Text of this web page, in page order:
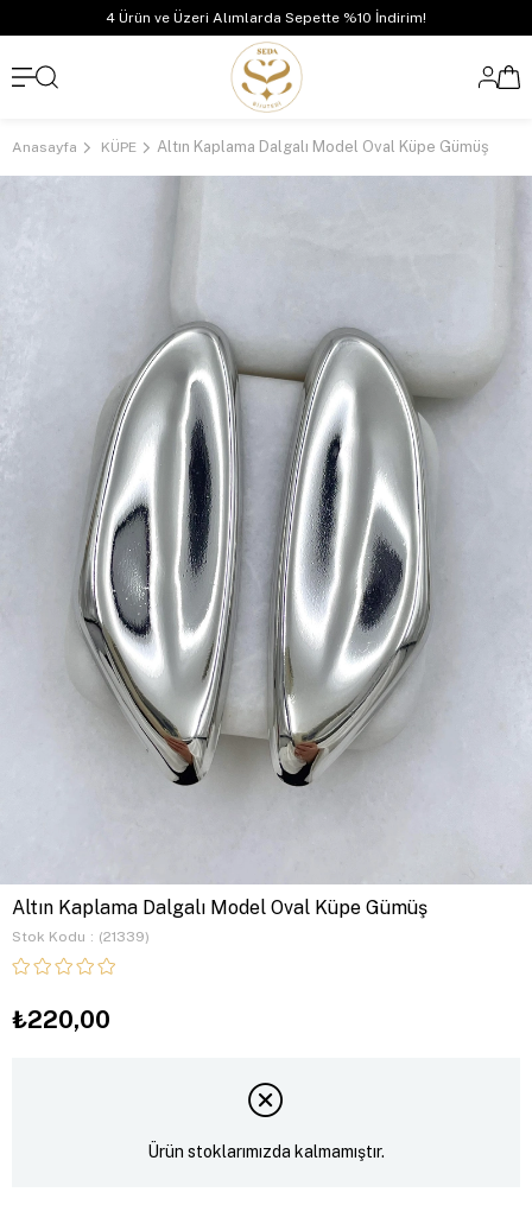
4 Ürün ve Üzeri Alımlarda Sepette %10 İndirim!
Anasayfa KÜPE Altın Kaplama Dalgalı Model Oval Küpe Gümüş
Altın Kaplama Dalgalı Model Oval Küpe Gümüş
Stok Kodu (21339)
₺220,00
Ürün stoklarımızda kalmamıştır.